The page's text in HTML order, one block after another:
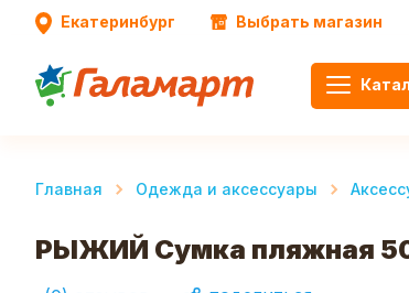
Екатеринбург Выбрать магазин
Главная Одежда и аксессуары
РЫЖИЙ Сумка пляжная